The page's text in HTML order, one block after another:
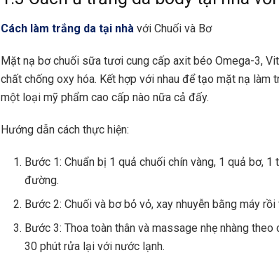
Cách làm trắng da tại nhà với Chuối và Bơ
Mặt nạ bơ chuối sữa tươi cung cấp axit béo Omega-3,
chất chống oxy hóa. Kết hợp với nhau để tạo mặt nạ làm
một loại mỹ phẩm cao cấp nào nữa cả đấy.
Hướng dẫn cách thực hiện:
Bước 1: Chuẩn bị 1 quả chuối chín vàng, 1 quả bơ,
đường.
Bước 2: Chuối và bơ bỏ vỏ, xay nhuyễn bằng máy
Bước 3: Thoa toàn thân và massage nhẹ nhàng
30 phút rửa lại với nước lạnh.